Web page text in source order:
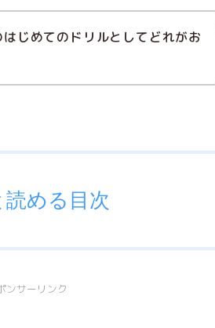
じめてのドリルとしてどれがお
める目次
ンサーリンク